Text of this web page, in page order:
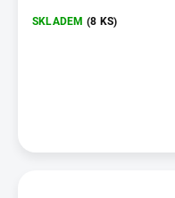
SKLADEM (8 KS)